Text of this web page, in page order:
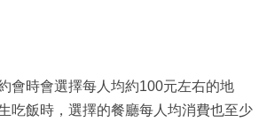
會時會選擇每人均約100元左右的地
吃飯時，選擇的餐廳每人均消費也至少